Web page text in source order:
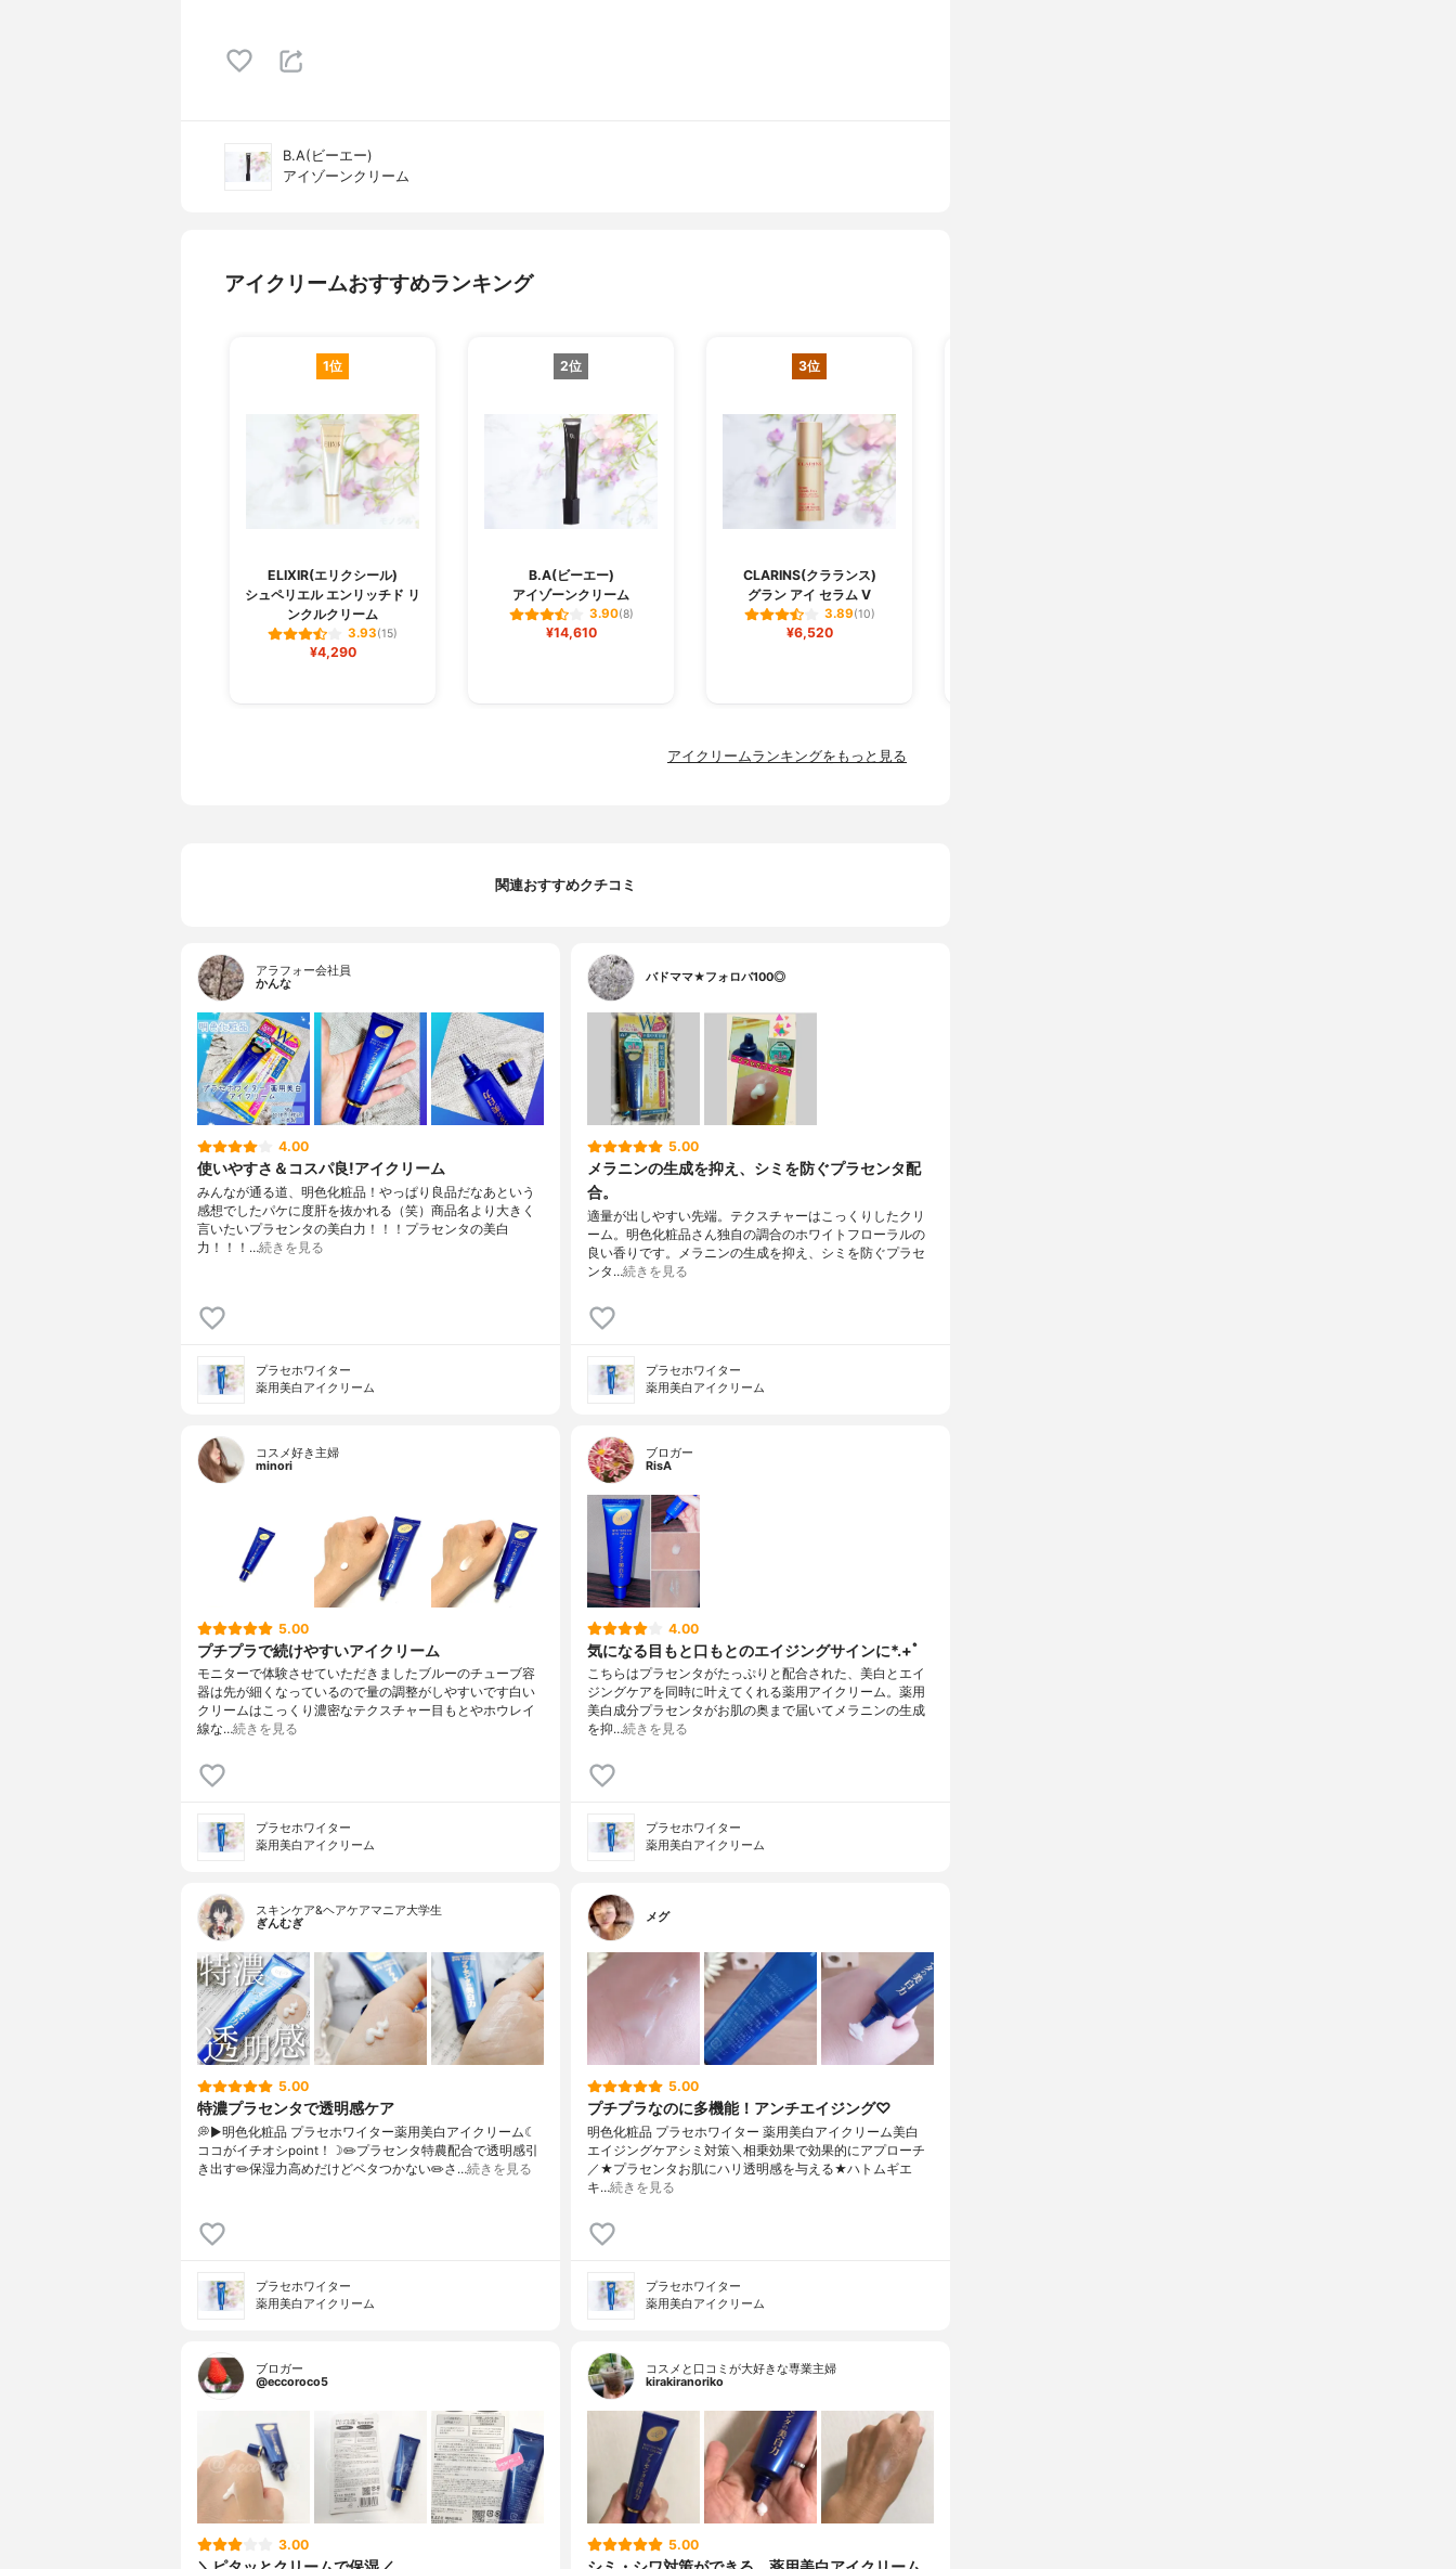
B.A(ビーエー)
アイゾーンクリーム
アイクリームおすすめランキング
1位
ELIXIR(エリクシール)
シュペリエル エンリッチド リ
ンクルクリーム
3.93(15)
¥4,290
2位
B.A(ビーエー)
アイゾーンクリーム
3.90(8)
¥14,610
3位
CLARINS(クラランス)
グラン アイ セラム V
3.89(10)
¥6,520
アイクリームランキングをもっと見る
関連おすすめクチコミ
アラフォー会社員
かんな
4.00
使いやすさ＆コスパ良!アイクリーム
みんなが通る道、明色化粧品！やっぱり良品だなあという
感想でしたパケに度肝を抜かれる（笑）商品名より大きく
言いたいプラセンタの美白力！！！プラセンタの美白
力！！！…続きを見る
プラセホワイター
薬用美白アイクリーム
バドママ★フォロバ100◎
5.00
メラニンの生成を抑え、シミを防ぐプラセンタ配
合。
適量が出しやすい先端。テクスチャーはこっくりしたクリ
ーム。明色化粧品さん独自の調合のホワイトフローラルの
良い香りです。メラニンの生成を抑え、シミを防ぐプラセ
ンタ…続きを見る
プラセホワイター
薬用美白アイクリーム
コスメ好き主婦
minori
5.00
プチプラで続けやすいアイクリーム
モニターで体験させていただきましたブルーのチューブ容
器は先が細くなっているので量の調整がしやすいです白い
クリームはこっくり濃密なテクスチャー目もとやホウレイ
線な…続きを見る
プラセホワイター
薬用美白アイクリーム
ブロガー
RisA
4.00
気になる目もと口もとのエイジングサインに*.+ﾟ
こちらはプラセンタがたっぷりと配合された、美白とエイ
ジングケアを同時に叶えてくれる薬用アイクリーム。薬用
美白成分プラセンタがお肌の奥まで届いてメラニンの生成
を抑…続きを見る
プラセホワイター
薬用美白アイクリーム
スキンケア&ヘアケアマニア大学生
ぎんむぎ
5.00
特濃プラセンタで透明感ケア
💭▶️明色化粧品 プラセホワイター薬用美白アイクリーム☾
ココがイチオシpoint！☽✏️プラセンタ特農配合で透明感引
き出す✏️保湿力高めだけどベタつかない✏️さ…続きを見る
プラセホワイター
薬用美白アイクリーム
メグ
5.00
プチプラなのに多機能！アンチエイジング♡
明色化粧品 プラセホワイター 薬用美白アイクリーム美白
エイジングケアシミ対策＼相乗効果で効果的にアプローチ
／★プラセンタお肌にハリ透明感を与える★ハトムギエ
キ…続きを見る
プラセホワイター
薬用美白アイクリーム
ブロガー
@eccoroco5
3.00
コスメと口コミが大好きな専業主婦
kirakiranoriko
5.00